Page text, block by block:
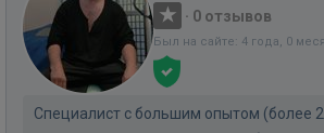
· 0 отзывов
Был на сайте: 4 года, 0
Специалист с большим опытом (более